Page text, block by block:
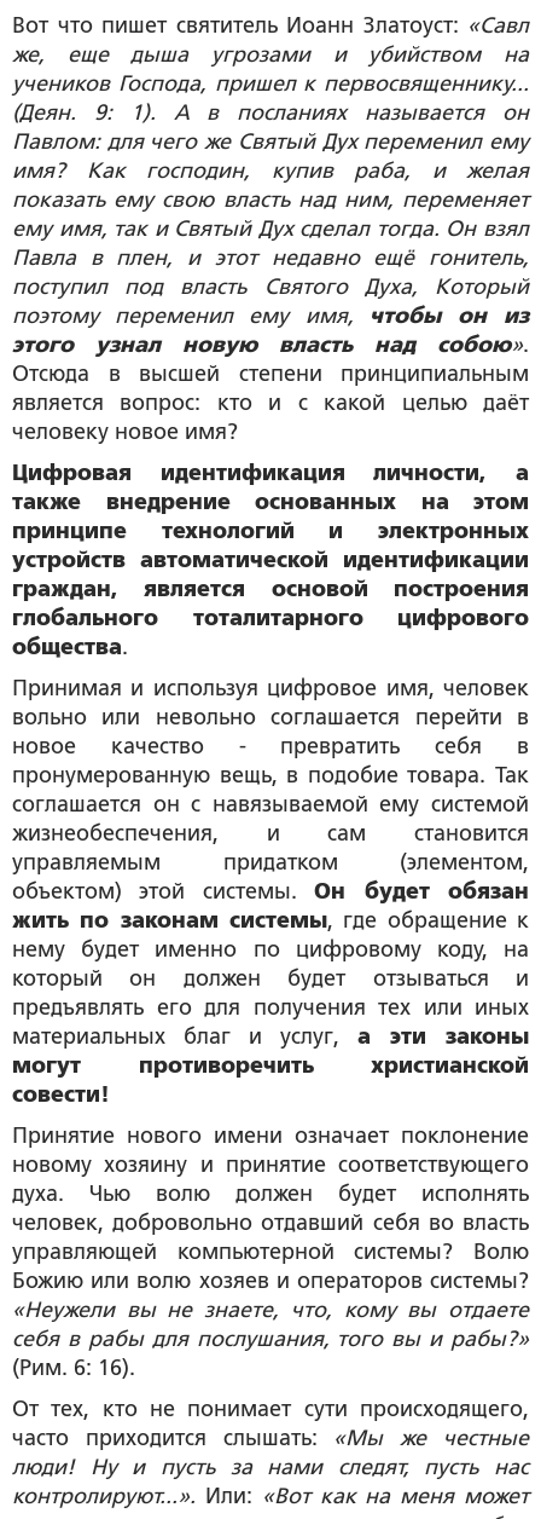
Вот что пишет святитель Иоанн Златоуст: «Савл
же, еще дыша угрозами и убийством на
учеников Господа, пришел к первосвященнику...
(Деян. 9: 1). А в посланиях называется он
Павлом: для чего же Святый Дух переменил ему
имя? Как господин, купив раба, и желая
показать ему свою власть над ним, переменяет
ему имя, так и Святый Дух сделал тогда. Он взял
Павла в плен, и этот недавно ещё гонитель,
поступил под власть Святого Духа, Который
поэтому переменил ему имя,
чтобы он из
этого узнал новую власть над собою».
Отсюда в высшей степени принципиальным
является вопрос: кто и с какой целью даёт
человеку новое имя?
Цифровая идентификация личности, а
также внедрение основанных на этом
принципе технологий и электронных
устройств автоматической идентификации
граждан, является основой построения
глобального тоталитарного цифрового
общества.
Принимая и используя цифровое имя, человек
вольно или невольно соглашается перейти в
новое качество - превратить себя в
пронумерованную вещь, в подобие товара. Так
соглашается он с навязываемой ему системой
жизнеобеспечения, и сам становится
управляемым придатком (элементом,
объектом) этой системы.Он будет обязан
жить по законам системы, где обращение к
нему будет именно по цифровому коду, на
который он должен будет отзываться и
предъявлять его для получения тех или иных
материальных благ и услуг, а эти законы
могут противоречить христианской
совести!
Принятие нового имени означает поклонение
новому хозяину и принятие соответствующего
духа. Чью волю должен будет исполнять
человек, добровольно отдавший себя во власть
управляющей компьютерной системы? Волю
Божию или волю хозяев и операторов системы?
«Неужели вы не знаете, что, кому вы отдаете
себя в рабы для послушания, того вы и рабы?»
(Рим. 6: 16).
От тех, кто не понимает сути происходящего,
часто приходится слышать: «Мы же честные
люди! Ну и пусть за нами следят, пусть нас
контролируют...». Или: «Вот как на меня может